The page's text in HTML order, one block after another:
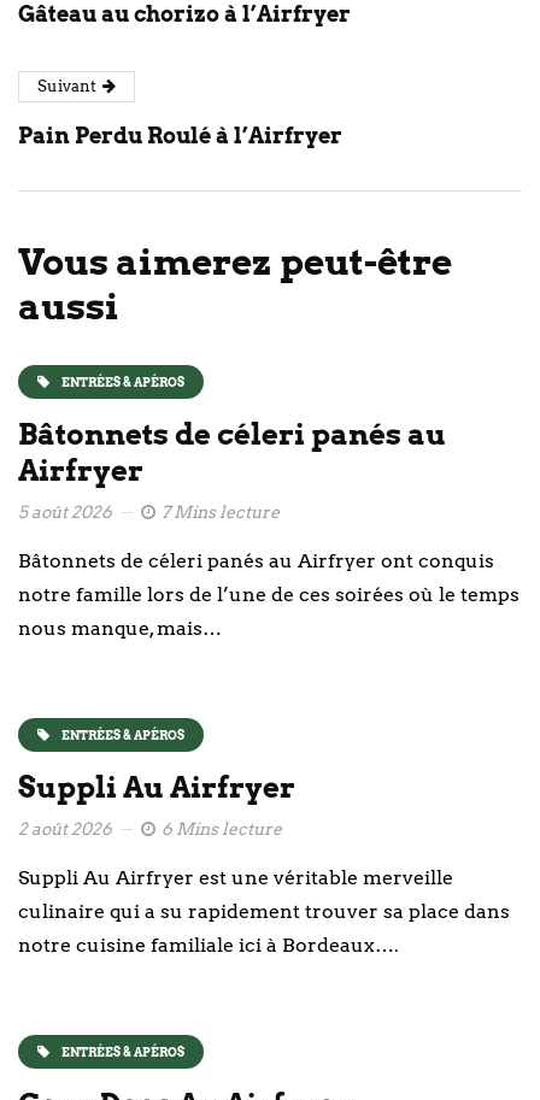
Gâteau au chorizo à l’Airfryer
Suivant
Pain Perdu Roulé à l’Airfryer
Vous aimerez peut-être
aussi
ENTRÉES & APÉROS
Bâtonnets de céleri panés au
Airfryer
5 août 2026 7 Mins lecture
Bâtonnets de céleri panés au Airfryer ont conquis
notre famille lors de l’une de ces soirées où le temps
nous manque, mais…
ENTRÉES & APÉROS
Suppli Au Airfryer
2 août 2026 6 Mins lecture
Suppli Au Airfryer est une véritable merveille
culinaire qui a su rapidement trouver sa place dans
notre cuisine familiale ici à Bordeaux….
ENTRÉES & APÉROS